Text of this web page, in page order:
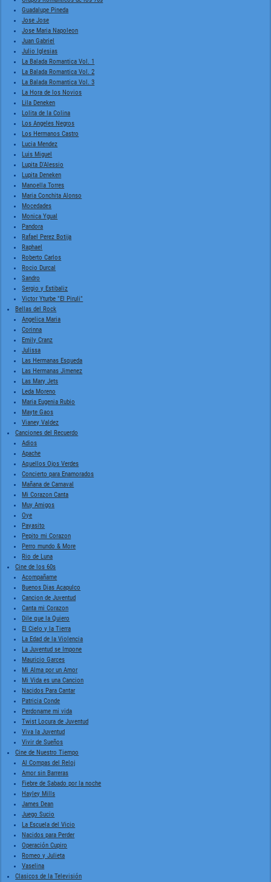
Guadalupe Pineda
Jose Jose
Jose Maria Napoleon
Juan Gabriel
Julio Iglesias
La Balada Romantica Vol. 1
La Balada Romantica Vol. 2
La Balada Romantica Vol. 3
La Hora de los Novios
Lila Deneken
Lolita de la Colina
Los Angeles Negros
Los Hermanos Castro
Lucia Mendez
Luis Miguel
Lupita D'Alessio
Lupita Deneken
Manoella Torres
Maria Conchita Alonso
Mocedades
Monica Ygual
Pandora
Rafael Perez Botija
Raphael
Roberto Carlos
Rocio Durcal
Sandro
Sergio y Estibaliz
Victor Yturbe "El Piruli"
Bellas del Rock
Angelica Maria
Corinna
Emily Cranz
Julissa
Las Hermanas Esqueda
Las Hermanas Jimenez
Las Mary Jets
Leda Moreno
Maria Eugenia Rubio
Mayte Gaos
Vianey Valdez
Canciones del Recuerdo
Adios
Apache
Aquellos Ojos Verdes
Concierto para Enamorados
Mañana de Carnaval
Mi Corazon Canta
Muy Amigos
Oye
Payasito
Pepito mi Corazon
Perro mundo & More
Rio de Luna
Cine de los 60s
Acompañame
Buenos Dias Acapulco
Cancion de Juventud
Canta mi Corazon
Dile que la Quiero
El Cielo y la Tierra
La Edad de la Violencia
La Juventud se Impone
Mauricio Garces
Mi Alma por un Amor
Mi Vida es una Cancion
Nacidos Para Cantar
Patricia Conde
Perdoname mi vida
Twist Locura de Juventud
Viva la Juventud
Vivir de Sueños
Cine de Nuestro Tiempo
Al Compas del Reloj
Amor sin Barreras
Fiebre de Sabado por la noche
Hayley Mills
James Dean
Juego Sucio
La Escuela del Vicio
Nacidos para Perder
Operación Cupiro
Romeo y Julieta
Vaselina
Clasicos de la Televisión